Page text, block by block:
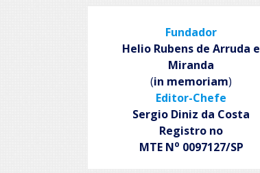
Fundador
Helio Rubens de Arruda e
Miranda
(in memoriam)
Editor-Chefe
Sergio Diniz da Costa
Registro no
MTE No 0097127/SP